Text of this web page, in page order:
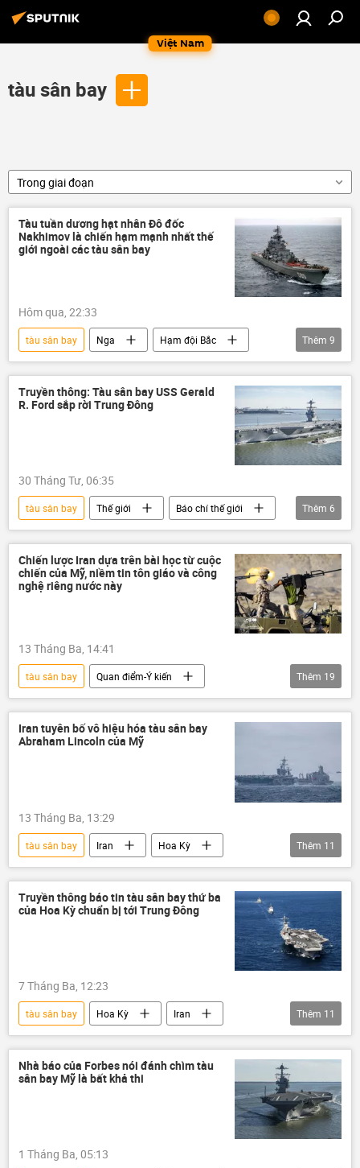
Việt Nam
tàu sân bay
Trong giai đoạn
Tàu tuần dương hạt nhân Đô đốc
Nakhimov là chiến hạm mạnh nhất thế
giới ngoài các tàu sân bay
Hôm qua, 22:33
tàu sân bay Nga
Hạm đội Bắc
Liên Xô
Quân sự
Thế giới
Biển Barents
Đô đốc Nakhimov
hải quân
Hải quân Nga
S-400
Thêm 9
Truyền thông: Tàu sân bay USS Gerald
R. Ford sắp rời Trung Đông
30 Tháng Tư, 06:35
tàu sân bay Thế giới
Báo chí thế giới
Trung Đông
Hoa Kỳ
Iran
Xung đột Mỹ-Iran
Leo thang căng thẳng giữa Israel và Iran
Thêm 6
Chiến lược Iran dựa trên bài học từ cuộc
chiến của Mỹ, niềm tin tôn giáo và công
nghệ riêng nước này
13 Tháng Ba, 14:41
tàu sân bay
Quan điểm-Ý kiến
Chính trị
Thế giới
chuyên gia
máy bay không người lái
Hoa Kỳ
xung đột quân sự
NATO
khủng hoảng
Trung Đông
Libya
trừng phạt
Iraq
Saddam Hussein khủng bố
Thêm 19
Iran tuyên bố vô hiệu hóa tàu sân bay
Abraham Lincoln của Mỹ
13 Tháng Ba, 13:29
tàu sân bay Iran
Hoa Kỳ
Trung Đông
Chính trị
Thế giới
xung đột quân sự
xung đột
Israel
hải quân
Quân sự
Thêm 11
Truyền thông báo tin tàu sân bay thứ ba
của Hoa Kỳ chuẩn bị tới Trung Đông
7 Tháng Ba, 12:23
tàu sân bay Hoa Kỳ
Iran
Leo thang căng thẳng giữa Israel và Iran
Xung đột Mỹ-Iran
thông tin
xung đột quân sự
Washington
Tel Aviv
Thêm 11
Nhà báo của Forbes nói đánh chìm tàu
sân bay Mỹ là bất khả thi
1 Tháng Ba, 05:13